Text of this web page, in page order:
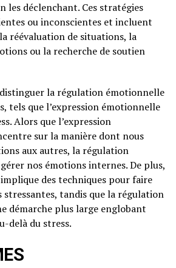
les déclenchant. Ces stratégies
ou inconscientes et incluent
réévaluation de situations, la
ou la recherche de soutien
la régulation émotionnelle
tels que l’expression émotionnelle
Alors que l’expression
sur la manière dont nous
aux autres, la régulation
nos émotions internes. De plus,
des techniques pour faire
stressantes, tandis que la régulation
démarche plus large englobant
delà du stress.